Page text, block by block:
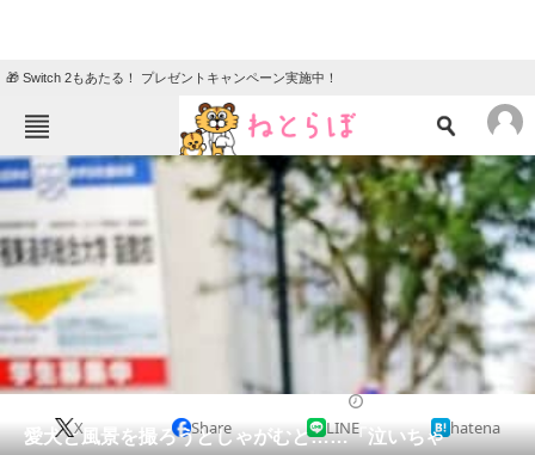
🎁 Switch 2もあたる！ プレゼントキャンペーン実施中！
ねとらぼメニュー
TOP ニュース
エンタメ クイズ
グルメ 地域
住まい 教育・育児
動物
会員記事
愛犬と風景を撮ろうとしゃがむと……「泣いちゃ
X Share LINE hatena